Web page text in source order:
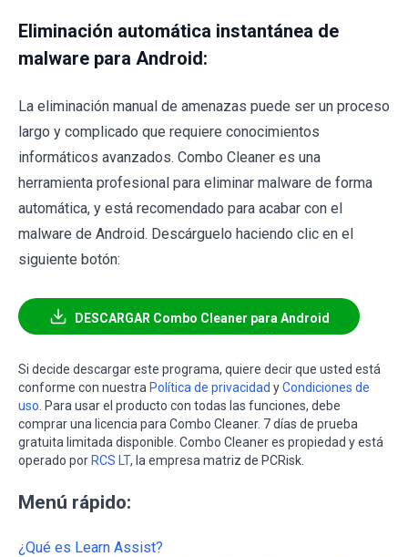
Eliminación automática instantánea de
malware para Android:
La eliminación manual de amenazas puede ser un proceso
largo y complicado que requiere conocimientos
informáticos avanzados. Combo Cleaner es una
herramienta profesional para eliminar malware de forma
automática, y está recomendado para acabar con el
malware de Android. Descárguelo haciendo clic en el
siguiente botón:
DESCARGAR Combo Cleaner para Android
Si decide descargar este programa, quiere decir que usted está
conforme con nuestra Política de privacidad yCondiciones de
uso . Para usar el producto con todas las funciones, debe
comprar una licencia para Combo Cleaner. 7 días de prueba
gratuita limitada disponible. Combo Cleaner es propiedad y está
operado por RCS LT, la empresa matriz de PCRisk.
Menú rápido:
¿Qué es Learn Assist?